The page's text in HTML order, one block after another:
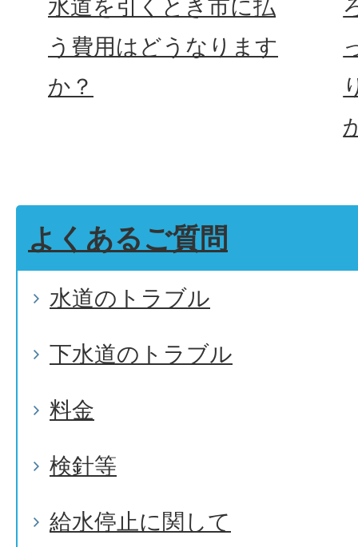
水道を引くとき市に払
う費用はどうなります
か？
よくあるご質問
水道のトラブル
下水道のトラブル
料金
検針等
給水停止に関して